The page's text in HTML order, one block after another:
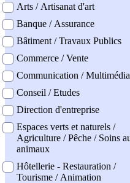
Arts / Artisanat d'art
Banque / Assurance
Bâtiment / Travaux Publics
Commerce / Vente
Communication / Multimédia
Conseil / Etudes
Direction d'entreprise
Espaces verts et naturels /
Agriculture / Pêche / Soins
animaux
Hôtellerie - Restauration /
Tourisme / Animation